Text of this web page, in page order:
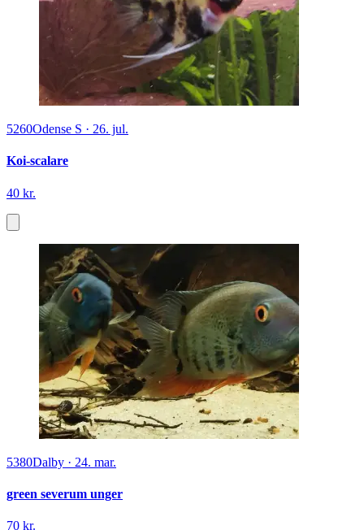
5260Odense S · 26. jul.
Koi-scalare
40 kr.
5380Dalby · 24. mar.
green severum unger
70 kr.